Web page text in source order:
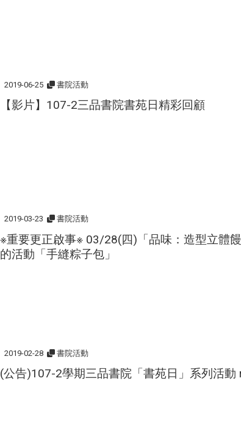
2019-06-25 書院活動
【影片】107-2三品書院書苑日精彩回顧
2019-03-23 書院活動
※重要更正啟事※ 03/28(四)「品味：造型立體
的活動「手縫粽子包」
2019-02-28 書院活動
(公告)107-2學期三品書院「書苑日」系列活動